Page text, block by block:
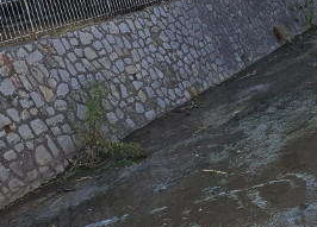
EKOLOJİ VE ÇEVRE
BİLİM VE TEKNOLOJİ
GENEL
GÜNDEM